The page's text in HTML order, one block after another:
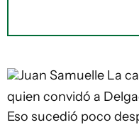
Juan Samuelle La
quien convidó a
Eso sucedió poco